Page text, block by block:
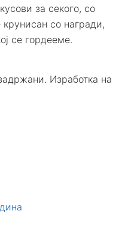
за секого, со
крунисан со награди,
се гордееме.
Изработка на